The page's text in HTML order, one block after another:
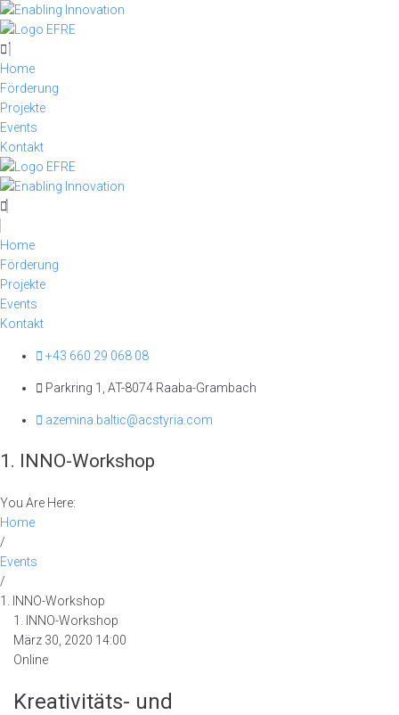
Skip
to
content
Home
Förderung
Projekte
Events
Kontakt
Home
Förderung
Projekte
Events
Kontakt
+43 660 29 068 08
Parkring 1, AT-8074 Raaba-Grambach
azemina.baltic@acstyria.com
1. INNO-Workshop
You Are Here:
Home
/
Events
/
1. INNO-Workshop
1. INNO-Workshop
März 30, 2020 14:00
Online
Kreativitäts- und